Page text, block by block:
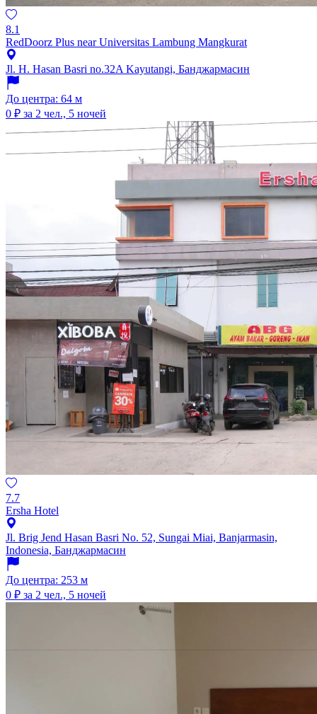
8.1
RedDoorz Plus near Universitas Lambung Mangkurat
Jl. H. Hasan Basri no.32A Kayutangi, Банджармасин
До центра: 64 м
0 ₽ за 2 чел., 5 ночей
7.7
Ersha Hotel
Jl. Brig Jend Hasan Basri No. 52, Sungai Miai, Banjarmasin,
Indonesia, Банджармасин
До центра: 253 м
0 ₽ за 2 чел., 5 ночей